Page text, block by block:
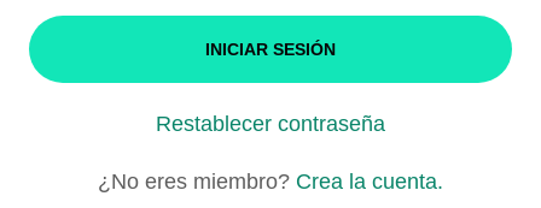
INICIAR SESIÓN
Restablecer contraseña
¿No eres miembro? Crea la cuenta.